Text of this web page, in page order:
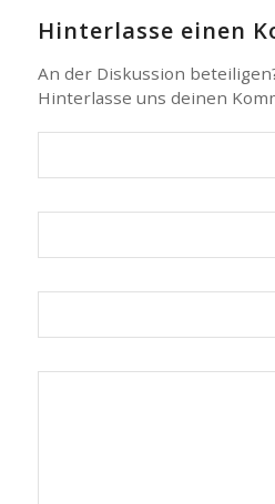
Hinterlasse einen
An der Diskussion
Hinterlasse uns deinen